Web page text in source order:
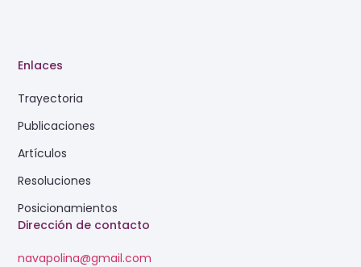
Dirección de contacto
navapolina@gmail.com
Enlaces
Trayectoria
Publicaciones
Artículos
Resoluciones
Posicionamientos